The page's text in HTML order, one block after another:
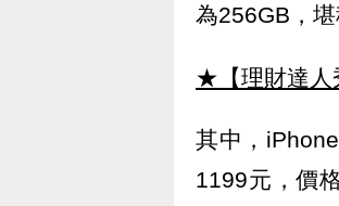
為256GB，堪
★【理財達人
其中，
1199元，價